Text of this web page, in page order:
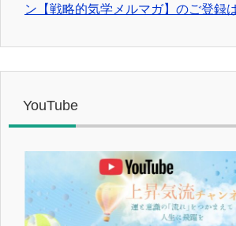
ン【戦略的気学メルマガ】のご登録
YouTube